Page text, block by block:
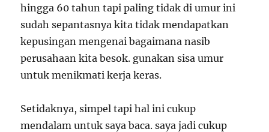
hingga 60 tahun tapi paling tidak di umur ini
sudah sepantasnya kita tidak mendapatkan
kepusingan mengenai bagaimana nasib
perusahaan kita besok. gunakan sisa umur
untuk menikmati kerja keras.
Setidaknya, simpel tapi hal ini cukup
mendalam untuk saya baca. saya jadi cukup